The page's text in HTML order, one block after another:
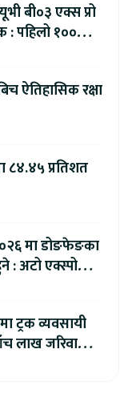
बी०३ एक्स प्रो
: पहिलो १००
ऐतिहासिक रक्षा
८४.४५ प्रतिशत
मा डोङफेङका
: अटो एक्स्पोमा
ट्रक व्यवसायी
लाख जरिवाना